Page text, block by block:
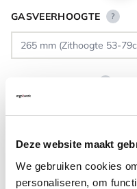
Deze website maakt
We gebruiken cookies
personaliseren, om
GASVEERHOOGTE ?
VOETENRING ?